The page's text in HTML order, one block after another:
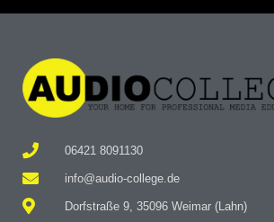
06421 8091130
info@audio-college.de
Dorfstraße 9, 35096 Weimar (Lahn)